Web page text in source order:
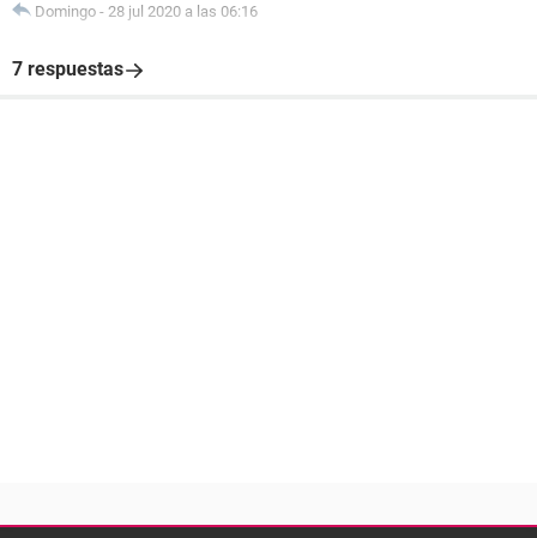
Domingo - 28 jul 2020 a las 06:16
7 respuestas